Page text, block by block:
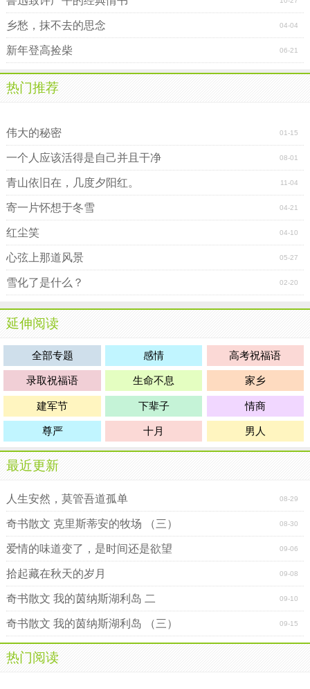
04-04
乡愁，抹不去的思念
06-21
新年登高捡柴
热门推荐
01-15
伟大的秘密
08-01
一个人应该活得是自己并且干净
11-04
青山依旧在，几度夕阳红。
04-21
寄一片怀想于冬雪
04-10
红尘笑
05-27
心弦上那道风景
02-20
雪化了是什么？
延伸阅读
全部专题 感情 高考祝福语
录取祝福语 生命不息 家乡
建军节 下辈子 情商
尊严 十月 男人
最近更新
08-29
人生安然，莫管吾道孤单
08-30
奇书散文 克里斯蒂安的牧场 （三）
09-06
爱情的味道变了，是时间还是欲望
09-08
拾起藏在秋天的岁月
09-10
奇书散文 我的茵纳斯湖利岛 二
09-15
奇书散文 我的茵纳斯湖利岛 （三）
热门阅读